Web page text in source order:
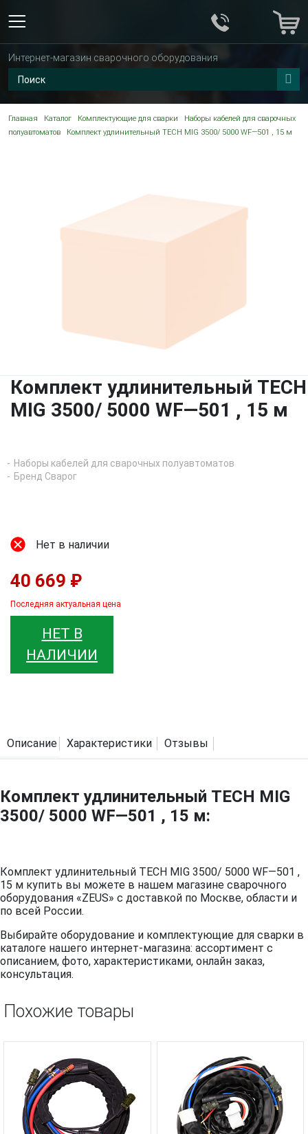
Интернет-магазин сварочного оборудования
Главная Каталог Комплектующие для сварки
Наборы кабелей для сварочных
полуавтоматов
Комплект удлинительный TECH MIG 3500/ 5000 WF—501 , 15 м
Комплект удлинительный TECH
MIG 3500/ 5000 WF—501 , 15 м
Наборы кабелей для сварочных полуавтоматов
Бренд Сварог
Нет в наличии
40 669 ₽
Последняя актуальная цена
НЕТ В
НАЛИЧИИ
Описание Характеристики Отзывы
Комплект удлинительный TECH MIG
3500/ 5000 WF—501 , 15 м:
Комплект удлинительный TECH MIG 3500/ 5000 WF—501 ,
15 м купить вы можете в нашем магазине сварочного
оборудования «ZEUS» с доставкой по Москве, области и
по всей России.
Выбирайте оборудование и комплектующие для сварки в
каталоге нашего интернет-магазина: ассортимент с
описанием, фото, характеристиками, онлайн заказ,
консультация.
Похожие товары